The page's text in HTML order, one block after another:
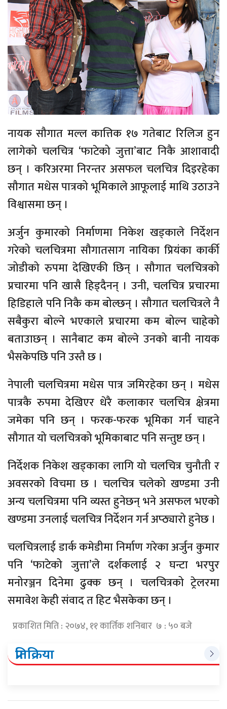
नायक सौगात मल्ल कात्तिक १७ गतेबाट रिलिज हुन
लागेको चलचित्र ‘फाटेको जुत्ता’बाट निकै आशावादी
छन् । करिअरमा निरन्तर असफल चलचित्र दिइरहेका
सौगात मधेस पात्रको भूमिकाले आफूलाई माथि उठाउने
विश्वासमा छन् ।
अर्जुन कुमारको निर्माणमा निकेश खड्काले निर्देशन
गरेको चलचित्रमा सौगातसाग नायिका प्रियंका कार्की
जोडीको रुपमा देखिएकी छिन् । सौगात चलचित्रको
प्रचारमा पनि खासै हिड्दैनन् । उनी, चलचित्र प्रचारमा
हिडिहाले पनि निकै कम बोल्छन् । सौगात चलचित्रले नै
सबैकुरा बोल्ने भएकाले प्रचारमा कम बोल्न चाहेको
बताउाछन् । सानैबाट कम बोल्ने उनको बानी नायक
भैसकेपछि पनि उस्तै छ ।
नेपाली चलचित्रमा मधेस पात्र जमिरहेका छन् । मधेस
पात्रकै रुपमा देखिएर धेरै कलाकार चलचित्र क्षेत्रमा
जमेका पनि छन् । फरक-फरक भूमिका गर्न चाहने
सौगात यो चलचित्रको भूमिकाबाट पनि सन्तुष्ट छन् ।
निर्देशक निकेश खड्काका लागि यो चलचित्र चुनौती र
अवसरको विचमा छ । चलचित्र चलेको खण्डमा उनी
अन्य चलचित्रमा पनि व्यस्त हुनेछन् भने असफल भएको
खण्डमा उनलाई चलचित्र निर्देशन गर्न अप्ठ्यारो हुनेछ ।
चलचित्रलाई डार्क कमेडीमा निर्माण गरेका अर्जुन कुमार
पनि ‘फाटेको जुत्ता’ले दर्शकलाई २ घन्टा भरपुर
मनोरञ्जन दिनेमा ढुक्क छन् । चलचित्रको ट्रेलरमा
समावेश केही संवाद त हिट भैसकेका छन् ।
प्रकाशित मिति : २०७४, ११ कार्तिक शनिबार ७ : ५० बजे
प्रतिक्रिया